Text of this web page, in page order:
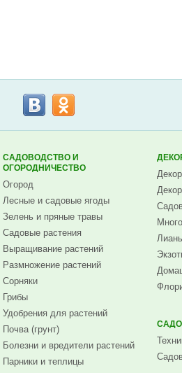
САДОВОДСТВО И
ОГОРОДНИЧЕСТВО
Огород
Лесные и садовые ягоды
Зелень и пряные травы
Садовые растения
Выращивание растений
Размножение растений
Сорняки
Грибы
Удобрения для растений
Почва (грунт)
Болезни и вредители растений
Парники и теплицы